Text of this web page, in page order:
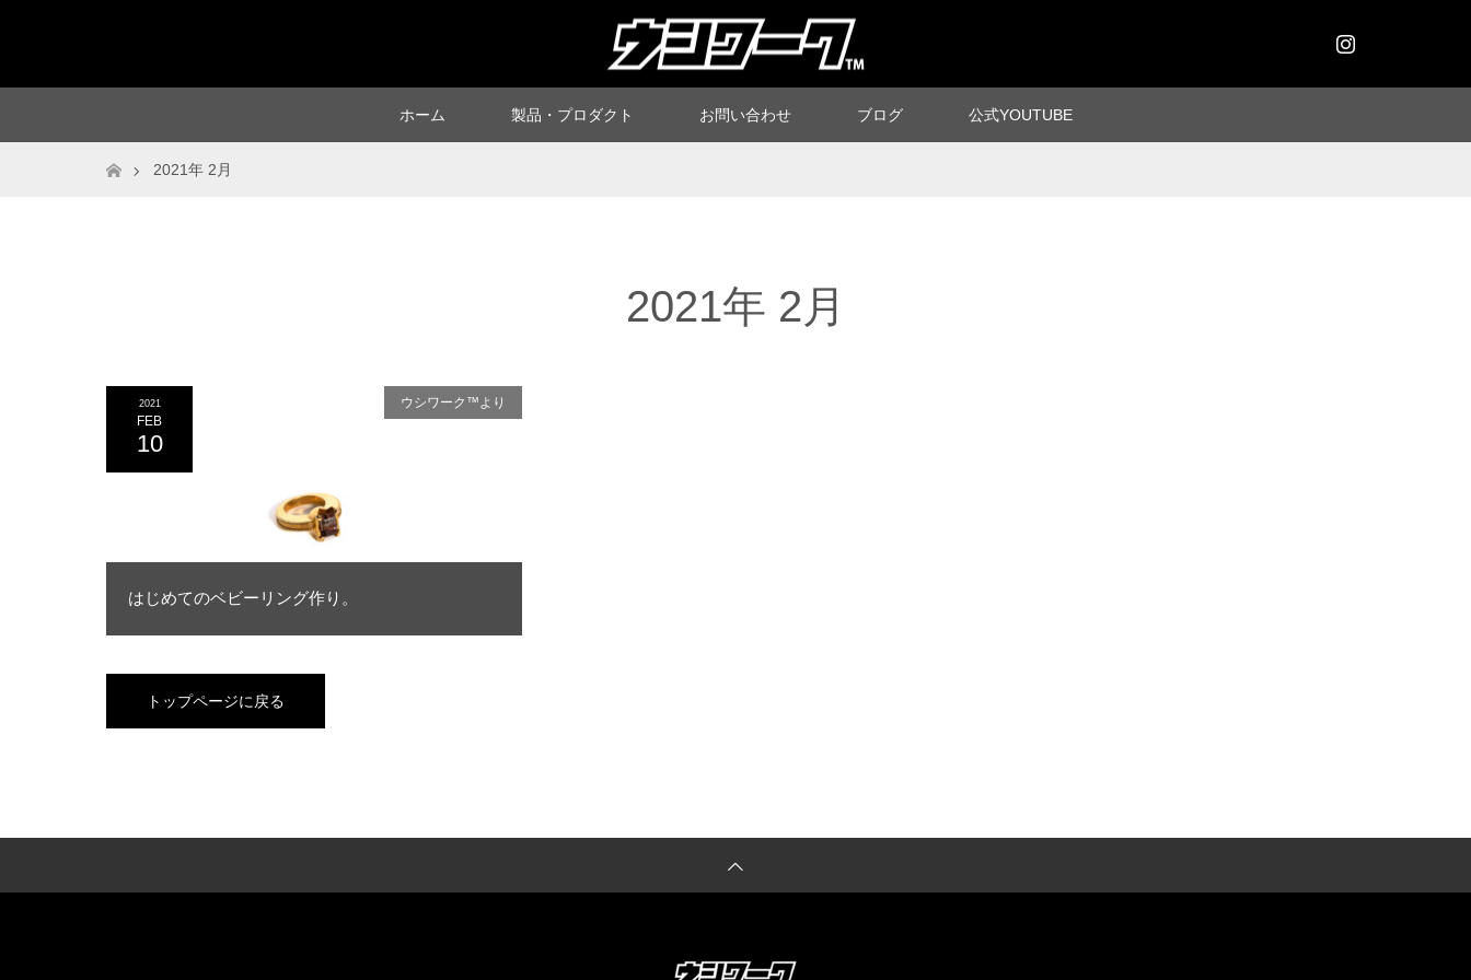
ホーム 製品・プロダクト お問い合わせ ブログ 公式YOUTUBE
ホーム2021年 2月
2021年 2月
はじめてのベビーリング作り。
2021
FEB
10
ウシワーク™️より
トップページに戻る